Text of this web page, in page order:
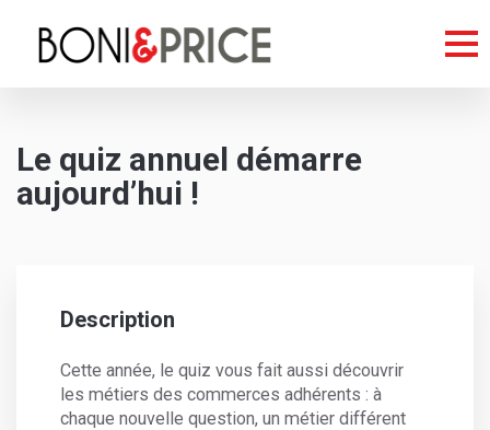
Le quiz annuel démarre
aujourd’hui !
Description
Cette année, le quiz vous fait aussi découvrir
les métiers des commerces adhérents : à
chaque nouvelle question, un métier différent